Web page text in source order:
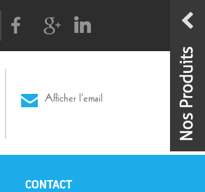
Facebook
G+ Linkedin
Afficher l'email
CONTACT